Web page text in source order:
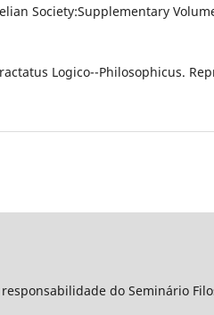
Society:Supplementary
Logico--Philosophicus.
do Seminário